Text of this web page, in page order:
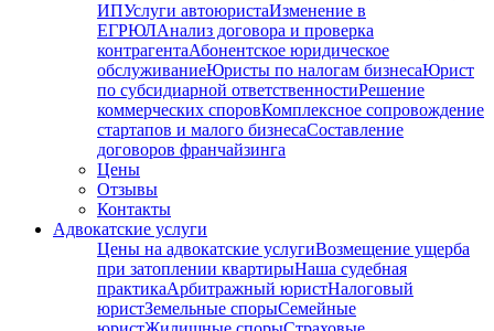
ИПУслуги автоюристаИзменение в
ЕГРЮЛАнализ договора и проверка
контрагентаАбонентское юридическое
обслуживаниеЮристы по налогам бизнесаЮрист
по субсидиарной ответственностиРешение
коммерческих споровКомплексное сопровождение
стартапов и малого бизнесаСоставление
договоров франчайзинга
Цены
Отзывы
Контакты
Адвокатские услуги
Цены на адвокатские услугиВозмещение ущерба
при затоплении квартирыНаша судебная
практикаАрбитражный юристНалоговый
юристЗемельные спорыСемейные